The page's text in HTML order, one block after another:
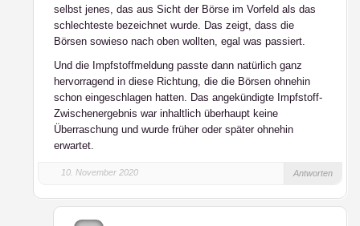
selbst jenes, das aus Sicht der Börse im Vorfeld als das
schlechteste bezeichnet wurde. Das zeigt, dass die
Börsen sowieso nach oben wollten, egal was passiert.
Und die Impfstoffmeldung passte dann natürlich ganz
hervorragend in diese Richtung, die die Börsen ohnehin
schon eingeschlagen hatten. Das angekündigte Impfstoff-
Zwischenergebnis war inhaltlich überhaupt keine
Überraschung und wurde früher oder später ohnehin
erwartet.
10. November 2020 Antworten